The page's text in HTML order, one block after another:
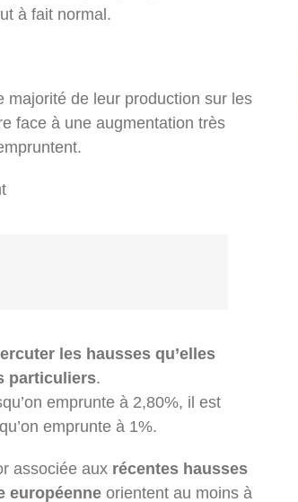
à fait normal.
majorité de leur production sur les
face à une augmentation très
les hausses qu’elles
particuliers.
emprunte à 2,80%, il est
emprunte à 1%.
associée aux récentes hausses
européenne orientent au moins à